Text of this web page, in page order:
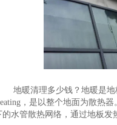
地暖清理多少钱？地暖是
，是以整个地面为散热
的水管散热网络，通过地板发